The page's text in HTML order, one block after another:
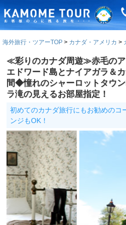
海外旅行・ツアーTOP カナダ・アメリカ
≪彩りのカナダ周遊≫赤毛のア
エドワード島とナイアガラ＆
間◆憧れのシャーロットタウ
ラ滝の見えるお部屋指定！
初めてのカナダ旅行にもお勧めのコ
ンジもOK！